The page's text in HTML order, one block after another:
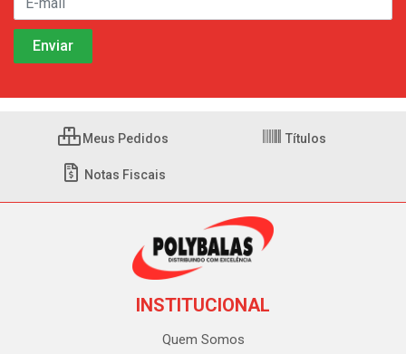
Meus Pedidos Títulos
Notas Fiscais
INSTITUCIONAL
Quem Somos